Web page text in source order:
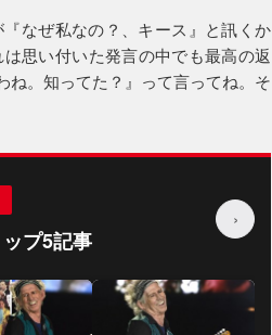
なぜ私なの？、キース』と訊くか
思い付いた発言の中でも最高の返
ね。知ってた？』って言ってね。そ
プ5記事
›